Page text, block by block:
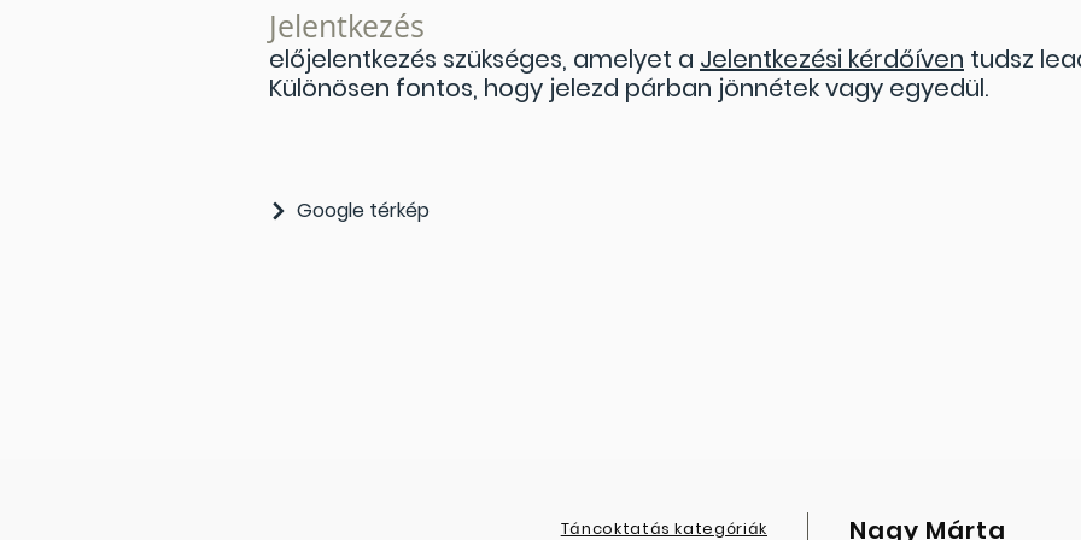
Jelentkezés
előjelentkezés szükséges, amelyet a Jelentkezési kérdőíven tudsz
Különösen fontos, hogy jelezd párban jönnétek vagy egyedül.
Google térkép
Táncoktatás kategóriák Nagy Márta